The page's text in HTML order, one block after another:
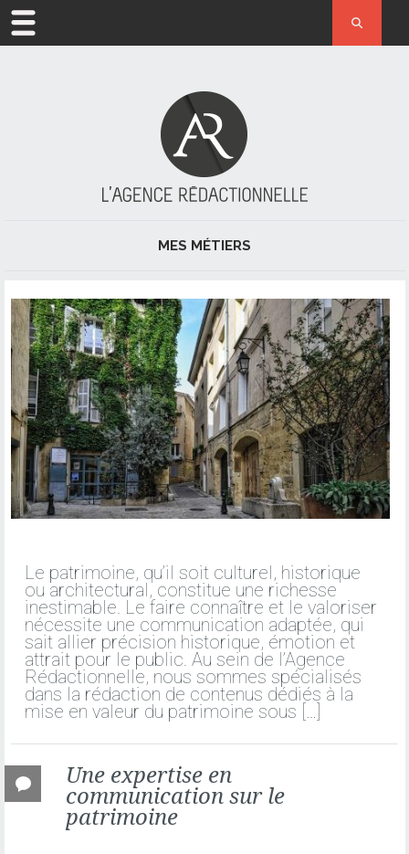
MÉTIER
L’AGENCE
CONTACT
MES MÉTIERS
JOURNALISME ET PRESSE
RÉDACTION
RÉDACTION WEB ET RÉFÉRENCEMENT NATUREL
ÉDITION
Le patrimoine, qu’il soit culturel, historique
ou architectural, constitue une richesse
inestimable. Le faire connaître et le valoriser
nécessite une communication adaptée, qui
sait allier précision historique, émotion et
attrait pour le public. Au sein de l’Agence
Rédactionnelle, nous sommes spécialisés
dans la rédaction de contenus dédiés à la
mise en valeur du patrimoine sous […]
Une expertise en
communication sur le
patrimoine